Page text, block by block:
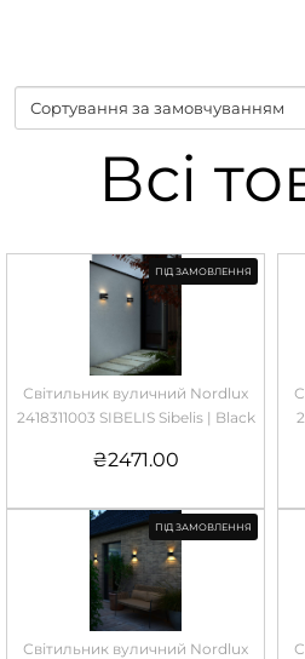
Всі
ПІД ЗАМОВЛЕННЯ
Світильник вуличний Nordlux
2418311003 SIBELIS Sibelis | Black
₴2471.00
ПІД ЗАМОВЛЕННЯ
Світильник вуличний Nordlux